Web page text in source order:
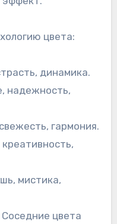
цвета:
динамика.
надежность,
гармония.
мистика,
Соседние цвета